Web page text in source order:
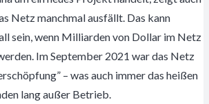
Netz manchmal ausfällt. Das kann
sein, wenn Milliarden von Dollar im Netz
Im September 2021 war das Netz
– was auch immer das heißen
lang außer Betrieb.